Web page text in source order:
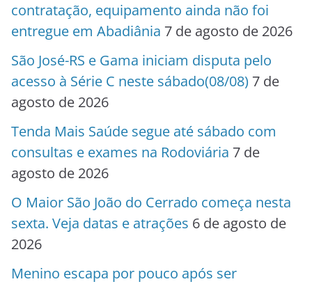
contratação, equipamento ainda não foi
entregue em Abadiânia 7 de agosto de 2026
São José-RS e Gama iniciam disputa pelo
acesso à Série C neste sábado(08/08) 7 de
agosto de 2026
Tenda Mais Saúde segue até sábado com
consultas e exames na Rodoviária 7 de
agosto de 2026
O Maior São João do Cerrado começa nesta
sexta. Veja datas e atrações 6 de agosto de
2026
Menino escapa por pouco após ser